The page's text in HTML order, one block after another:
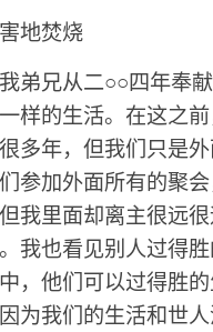
地焚烧
弟兄从二○○四年奉
样的生活。在这之
多年，但我们只是
参加外面所有的聚
我里面却离主很远
我也看见别人过得
，他们可以过得胜
为我们的生活和世